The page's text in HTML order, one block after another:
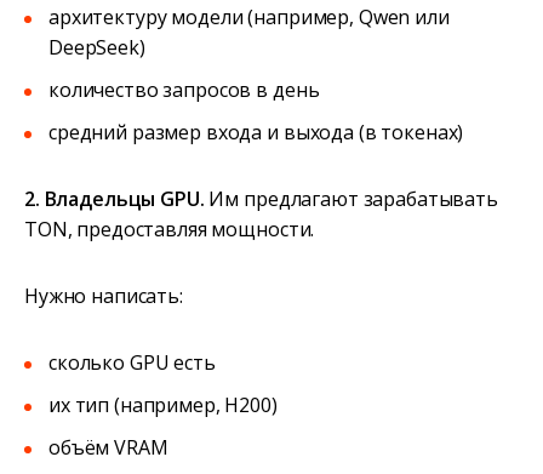
архитектуру модели (например, Qwen или
DeepSeek)
количество запросов в день
средний размер входа и выхода (в токенах)
2. Владельцы GPU. Им предлагают зарабатывать
TON, предоставляя мощности.
Нужно написать:
сколько GPU есть
их тип (например, H200)
объём VRAM